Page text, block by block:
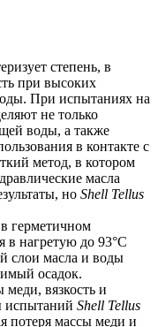
степень, в
при высоких
При испытаниях на
не только
воды, а также
в контакте с
метод, в котором
масла
но Shell Tellus
герметичном
нагретую до 93°С
слои масла и воды
осадок.
вязкость и
испытаний Shell Tellus
потеря массы меди и